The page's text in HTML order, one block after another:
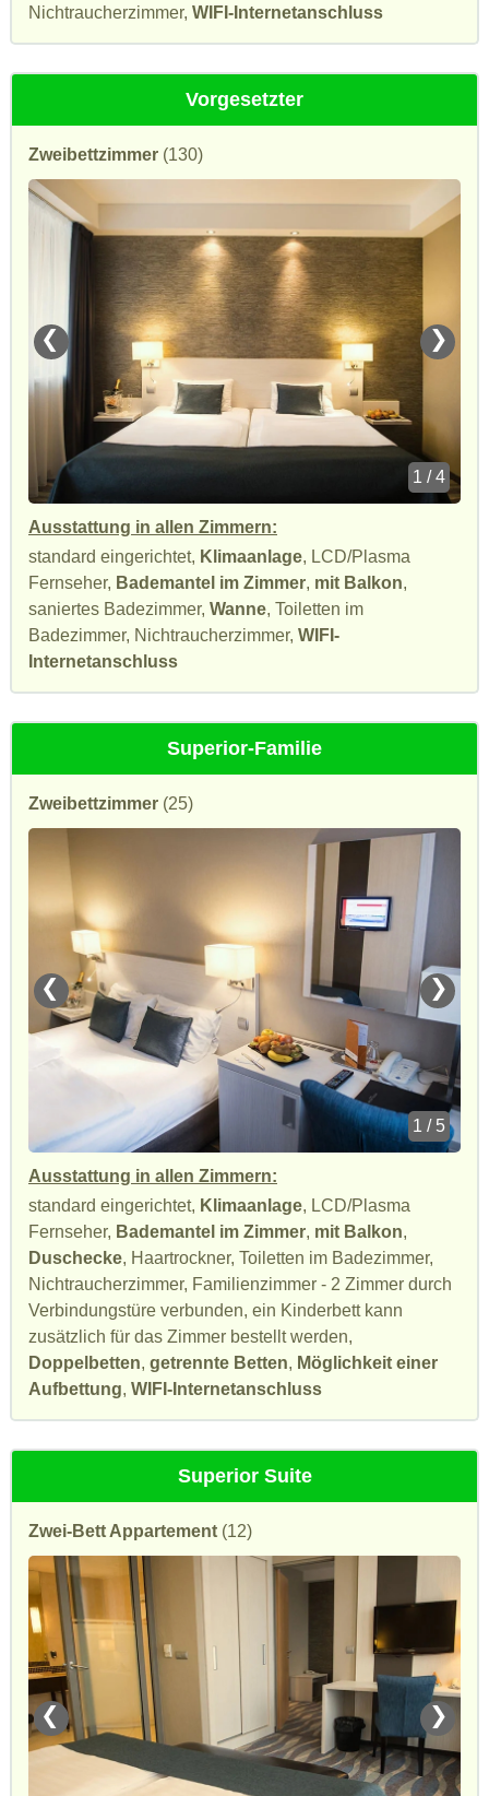
Nichtraucherzimmer, WIFI-Internetanschluss
Vorgesetzter
Zweibettzimmer (130)
❮ ❯
1 / 4
Ausstattung in allen Zimmern:
standard eingerichtet, Klimaanlage, LCD/Plasma
Fernseher, Bademantel im Zimmer, mit Balkon,
saniertes Badezimmer, Wanne, Toiletten im
Badezimmer, Nichtraucherzimmer, WIFI-
Internetanschluss
Superior-Familie
Zweibettzimmer (25)
❮ ❯
1 / 5
Ausstattung in allen Zimmern:
standard eingerichtet, Klimaanlage, LCD/Plasma
Fernseher, Bademantel im Zimmer, mit Balkon,
Duschecke, Haartrockner, Toiletten im Badezimmer,
Nichtraucherzimmer, Familienzimmer - 2 Zimmer durch
Verbindungstüre verbunden, ein Kinderbett kann
zusätzlich für das Zimmer bestellt werden,
Doppelbetten, getrennte Betten, Möglichkeit einer
Aufbettung, WIFI-Internetanschluss
Superior Suite
Zwei-Bett Appartement (12)
❮ ❯